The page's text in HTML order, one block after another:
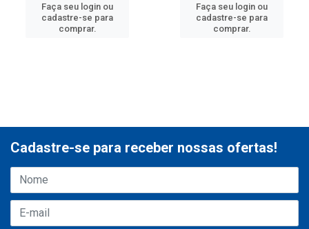
Faça seu login ou
cadastre-se para
comprar.
Faça seu login ou
cadastre-se para
comprar.
Cadastre-se para receber nossas ofertas!